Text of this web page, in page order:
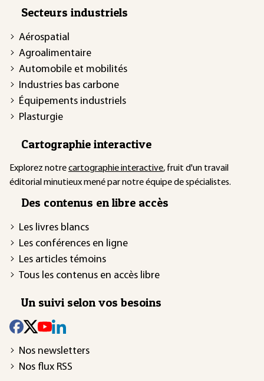
Secteurs industriels
Aérospatial
Agroalimentaire
Automobile et mobilités
Industries bas carbone
Équipements industriels
Plasturgie
Cartographie interactive
Explorez notrecartographie interactive, fruit d'un travail
éditorial minutieux mené par notre équipe de spécialistes.
Des contenus en libre accès
Les livres blancs
Les conférences en ligne
Les articles témoins
Tous les contenus en accès libre
Un suivi selon vos besoins
Nos newsletters
Nos flux RSS